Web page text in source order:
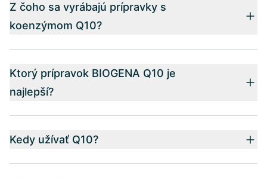
Z čoho sa vyrábajú prípravky s
koenzýmom Q10?
Ktorý prípravok BIOGENA Q10 je
najlepší?
Kedy užívať Q10?